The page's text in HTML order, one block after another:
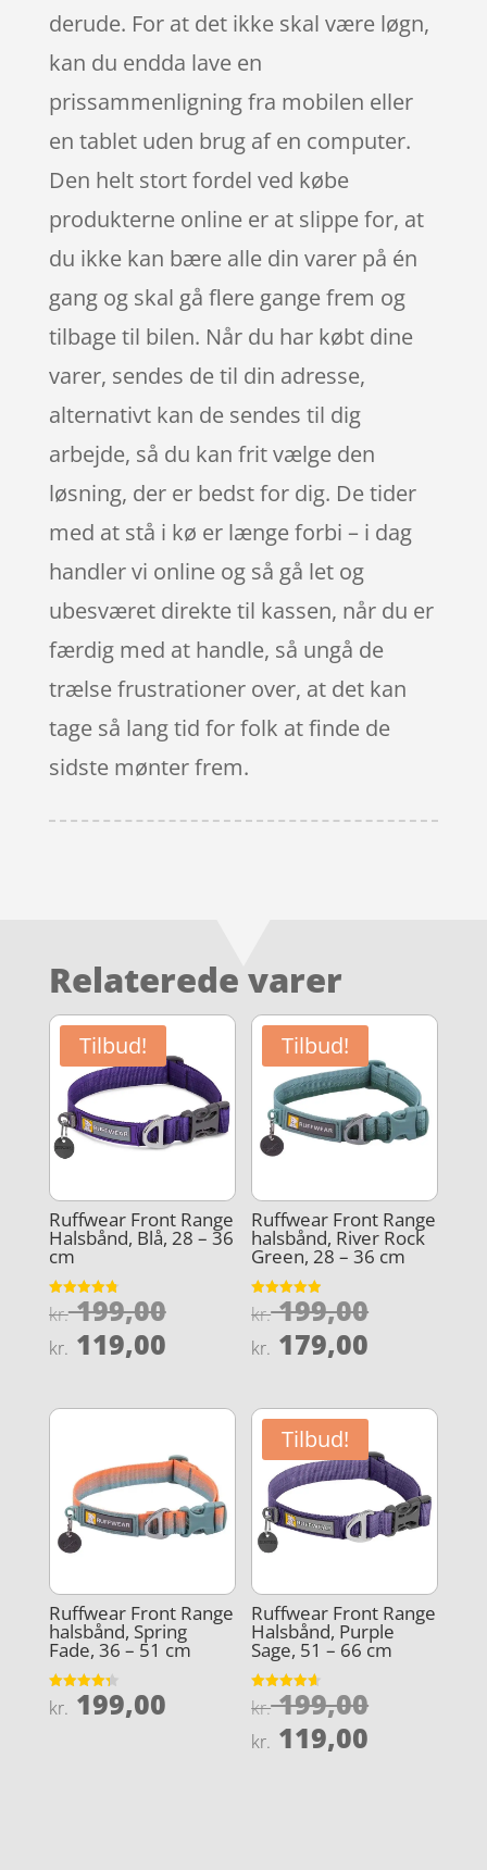
derude. For at det ikke skal være løgn,
kan du endda lave en
prissammenligning fra mobilen eller
en tablet uden brug af en computer.
Den helt stort fordel ved købe
produkterne online er at slippe for, at
du ikke kan bære alle din varer på én
gang og skal gå flere gange frem og
tilbage til bilen. Når du har købt dine
varer, sendes de til din adresse,
alternativt kan de sendes til dig
arbejde, så du kan frit vælge den
løsning, der er bedst for dig. De tider
med at stå i kø er længe forbi – i dag
handler vi online og så gå let og
ubesværet direkte til kassen, når du er
færdig med at handle, så ungå de
trælse frustrationer over, at det kan
tage så lang tid for folk at finde de
sidste mønter frem.
Relaterede varer
Tilbud!
Ruffwear Front Range
Halsbånd, Blå, 28 – 36
cm
Vurderet
4.8
kr.199,00Den
oprindelige
kr. 199,00.
kr. 119,00Den
pris
kr. 119,00.
Tilbud!
Ruffwear Front Range
halsbånd, River Rock
Green, 28 – 36 cm
Vurderet
4.9
kr.199,00Den
kr.
kr. 179,00
pris
er:
kr.
Ruffwear Front Range
halsbånd, Spring
Fade, 36 – 51 cm
Vurderet
4.3
kr. 199,00
Tilbud!
Ruffwear Front Range
Halsbånd, Purple
Sage, 51 – 66 cm
Vurderet
4.6
kr.199,00Den
kr. 119,00